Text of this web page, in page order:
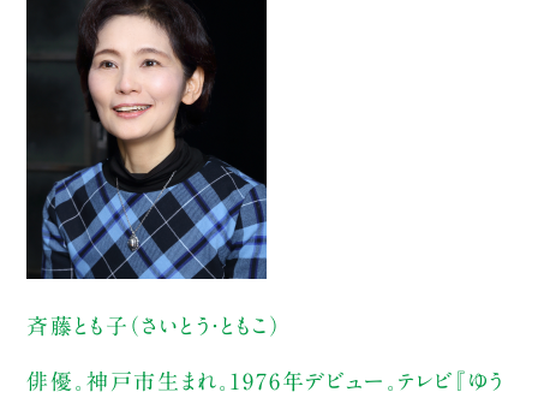
斉藤とも子（さいとう・ともこ）
俳優。神戸市生まれ。1976年デビュー。テレビ『ゆう